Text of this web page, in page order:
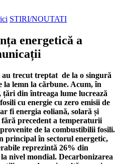
STIRI/NOUTATI
energetică a
au trecut treptat de la o singură
la lemn la cărbune. Acum, în
țări din întreaga lume lucrează
cu energie cu zero emisii de
fi energia eoliană, solară și
precedent a temperaturii
de la combustibilii fosili.
principal în sectorul energetic,
reprezintă 26% din
nivel mondial. Decarbonizarea